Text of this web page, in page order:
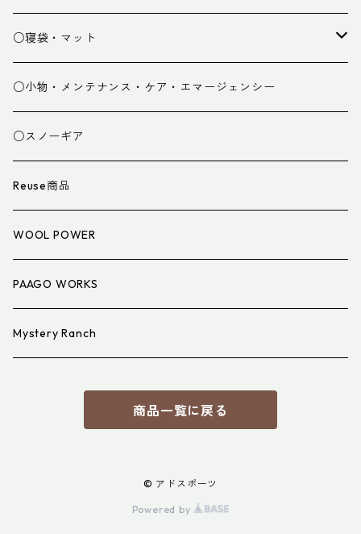
パンツ
グローブ
スパッツ・ゲイター
衣類小物
アイウェア
○寝袋・マット
寝袋
マット
寝具小物
○小物・メンテナンス・ケア・エマージェンシー
○スノーギア
Reuse商品
WOOL POWER
PAAGO WORKS
Mystery Ranch
商品一覧に戻る
© アドスポーツ
Powered by